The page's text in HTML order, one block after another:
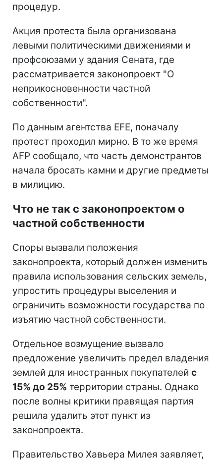
процедур.
Акция протеста была организована
левыми политическими движениями и
профсоюзами у здания Сената, где
рассматривается законопроект "О
неприкосновенности частной
собственности".
По данным агентства EFE, поначалу
протест проходил мирно. В то же время
AFP сообщало, что часть демонстрантов
начала бросать камни и другие предметы
в милицию.
Что не так с законопроектом о
частной собственности
Споры вызвали положения
законопроекта, который должен изменить
правила использования сельских земель,
упростить процедуры выселения и
ограничить возможности государства по
изъятию частной собственности.
Отдельное возмущение вызвало
предложение увеличить предел владения
землей для иностранных покупателей с
15% до 25% территории страны. Однако
после волны критики правящая партия
решила удалить этот пункт из
законопроекта.
Правительство Хавьера Милея заявляет,